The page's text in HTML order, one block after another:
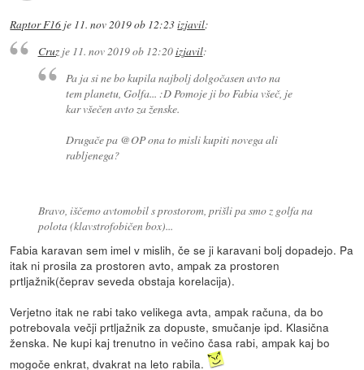
Raptor F16 je 11. nov 2019 ob 12:23izjavil:
Cruzje 11. nov 2019 ob 12:20izjavil:
Pa ja si ne bo kupila najbolj dolgočasen avto na
tem planetu, Golfa... :D Pomoje ji bo Fabia všeč, je
kar všečen avto za ženske.
Drugače pa @OP ona to misli kupiti novega ali
rabljenega?
Bravo, iščemo avtomobil s prostorom, prišli pa smo z golfa na
polota (klavstrofobičen box)...
Fabia karavan sem imel v mislih, če se ji karavani bolj dopadejo. Pa
itak ni prosila za prostoren avto, ampak za prostoren
prtljažnik(čeprav seveda obstaja korelacija).
Verjetno itak ne rabi tako velikega avta, ampak računa, da bo
potrebovala večji prtljažnik za dopuste, smučanje ipd. Klasična
ženska. Ne kupi kaj trenutno in večino časa rabi, ampak kaj bo
mogoče enkrat, dvakrat na leto rabila.